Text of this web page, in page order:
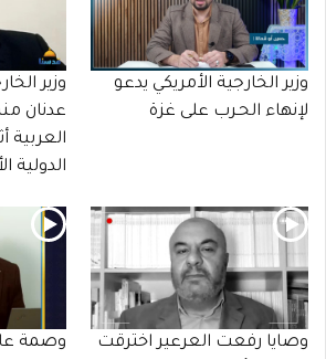
وزير الخارجية الأمريكي يدعو
لإنهاء الحـرب على غزة
وزير
عدنان
العربية
الدولية
وصايا رفعت العرعير اخترقت وصمة